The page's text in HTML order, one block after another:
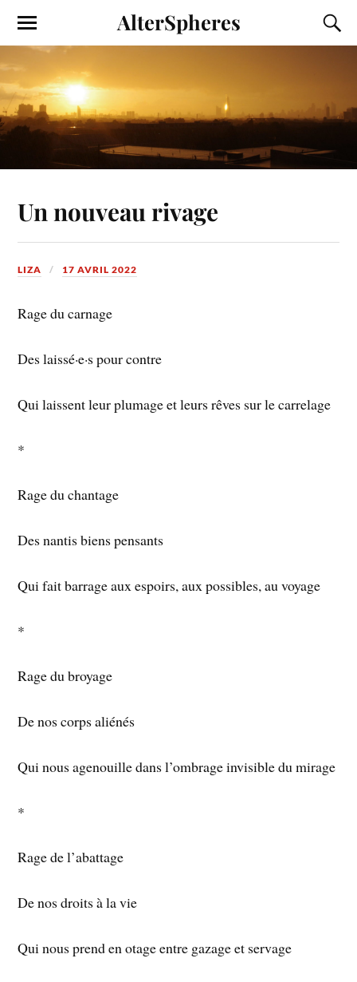
AlterSpheres
Un nouveau rivage
LIZA 17 AVRIL 2022
Rage du carnage
Des laissé·e·s pour contre
Qui laissent leur plumage et leurs rêves sur le carrelage
*
Rage du chantage
Des nantis biens pensants
Qui fait barrage aux espoirs, aux possibles, au voyage
*
Rage du broyage
De nos corps aliénés
Qui nous agenouille dans l’ombrage invisible du mirage
*
Rage de l’abattage
De nos droits à la vie
Qui nous prend en otage entre gazage et servage